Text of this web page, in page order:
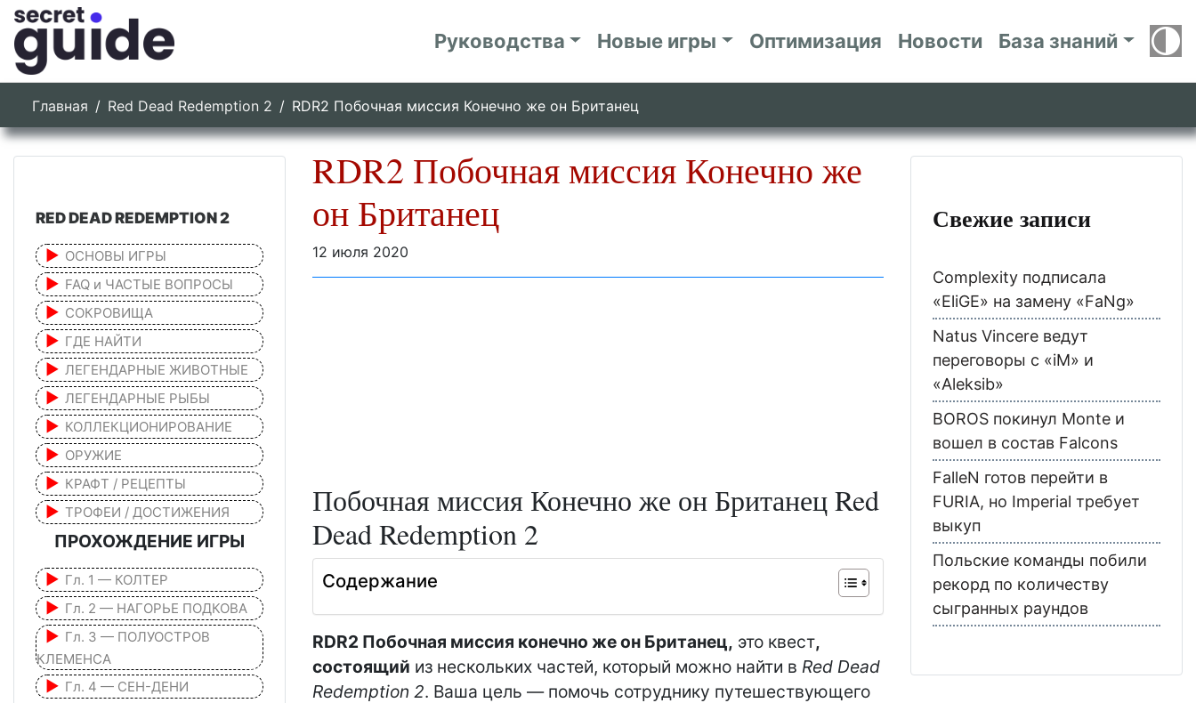
Руководства Новые игры Оптимизация Новости База знаний
Главная Red Dead Redemption 2 RDR2 Побочная миссия Конечно же он Британец
RDR2 Побочная миссия Конечно же
он Британец
12 июля 2020
Побочная миссия Конечно же он Британец Red
Dead Redemption 2
Содержание
RDR2 Побочная миссия конечно же он Британец, это квест,
состоящий из нескольких частей, который можно найти в Red Dead
Redemption 2. Ваша цель — помочь сотруднику путешествующего
RED DEAD REDEMPTION 2
ОСНОВЫ ИГРЫ
FAQ и ЧАСТЫЕ ВОПРОСЫ
СОКРОВИЩА
ГДЕ НАЙТИ
ЛЕГЕНДАРНЫЕ ЖИВОТНЫЕ
ЛЕГЕНДАРНЫЕ РЫБЫ
КОЛЛЕКЦИОНИРОВАНИЕ
ОРУЖИЕ
КРАФТ / РЕЦЕПТЫ
ТРОФЕИ / ДОСТИЖЕНИЯ
ПРОХОЖДЕНИЕ ИГРЫ
Гл. 1 — КОЛТЕР
Гл. 2 — НАГОРЬЕ ПОДКОВА
Гл. 3 — ПОЛУОСТРОВ
КЛЕМЕНСА
Гл. 4 — СЕН-ДЕНИ
Свежие записи
Complexity подписала
«EliGE» на замену «FaNg»
Natus Vincere ведут
переговоры с «iM» и
«Aleksib»
BOROS покинул Monte и
вошел в состав Falcons
FalleN готов перейти в
FURIA, но Imperial требует
выкуп
Польские команды побили
рекорд по количеству
сыгранных раундов